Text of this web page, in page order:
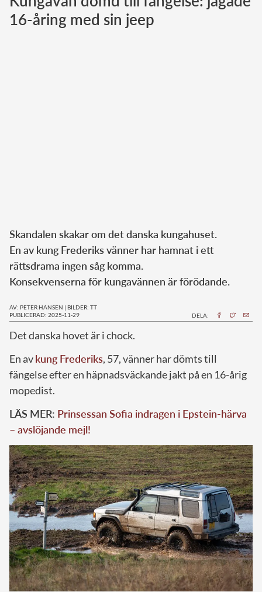
Norska kungahuset
16-åring med sin jeep
Skandalen skakar om det danska kungahuset.
En av kung Frederiks vänner har hamnat i ett
rättsdrama ingen såg komma.
Konsekvenserna för kungavännen är förödande.
AV: PETER HANSEN | BILDER: TT
PUBLICERAD: 2025-11-29
DELA:
Det danska hovet är i chock.
En avkung Frederiks, 57, vänner har dömts till
fängelse efter en häpnadsväckande jakt på en 16-årig
mopedist.
LÄS MER: Prinsessan Sofia indragen i Epstein-härva
– avslöjande mejl!